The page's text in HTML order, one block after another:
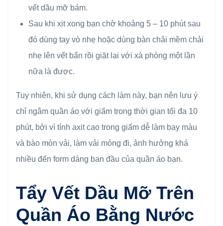
vết dầu mỡ bám.
Sau khi xịt xong bạn chờ khoảng 5 – 10 phút sau
đó dùng tay vò nhẹ hoặc dùng bàn chải mềm chải
nhẹ lên vết bẩn rồi giặt lại với xà phòng một lần
nữa là được.
Tuy nhiên, khi sử dụng cách làm này, bạn nên lưu ý
chỉ ngâm quần áo với giấm trong thời gian tối đa 10
phút, bởi vì tính axit cao trong giấm dễ làm bay màu
và bào mòn vải, làm vải mỏng đi, ảnh hưởng khá
nhiều đến form dáng ban đầu của quần áo bạn.
Tẩy Vết Dầu Mỡ Trên
Quần Áo Bằng Nước